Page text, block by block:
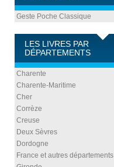
Geste Poche Classique
LES LIVRES PAR
DÉPARTEMENTS
Charente
Charente-Maritime
Cher
Corrèze
Creuse
Deux Sèvres
Dordogne
France et autres départements